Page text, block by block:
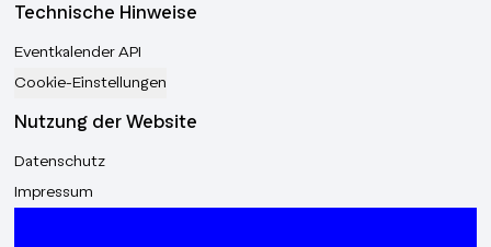
Technische Hinweise
Eventkalender API
Cookie-Einstellungen
Nutzung der Website
Datenschutz
Impressum